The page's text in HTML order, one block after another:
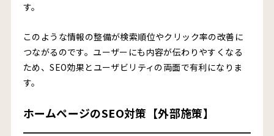
す。
このような情報の整備が検索順位やクリック率の改善に
つながるのです。ユーザーにも内容が伝わりやすくなる
ため、SEO効果とユーザビリティの両面で有利になりま
す。
ホームページのSEO対策【外部施策】